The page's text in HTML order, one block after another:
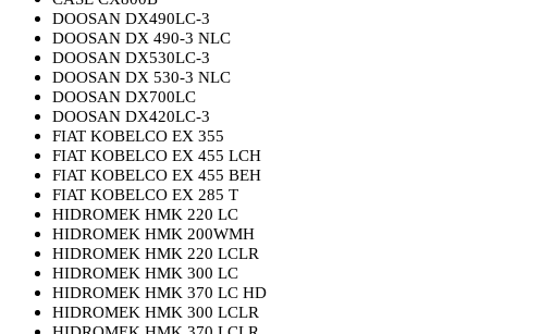
DOOSAN DX490LC-3
DOOSAN DX 490-3 NLC
DOOSAN DX530LC-3
DOOSAN DX 530-3 NLC
DOOSAN DX700LC
DOOSAN DX420LC-3
FIAT KOBELCO EX 355
FIAT KOBELCO EX 455 LCH
FIAT KOBELCO EX 455 BEH
FIAT KOBELCO EX 285 T
HIDROMEK HMK 220 LC
HIDROMEK HMK 200WMH
HIDROMEK HMK 220 LCLR
HIDROMEK HMK 300 LC
HIDROMEK HMK 370 LC HD
HIDROMEK HMK 300 LCLR